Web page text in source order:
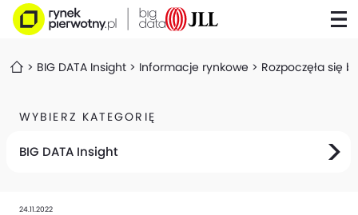
BIG DATA Insight Informacje rynkowe Rozpoczęła się
WYBIERZ KATEGORIĘ
BIG DATA Insight
24.11.2022